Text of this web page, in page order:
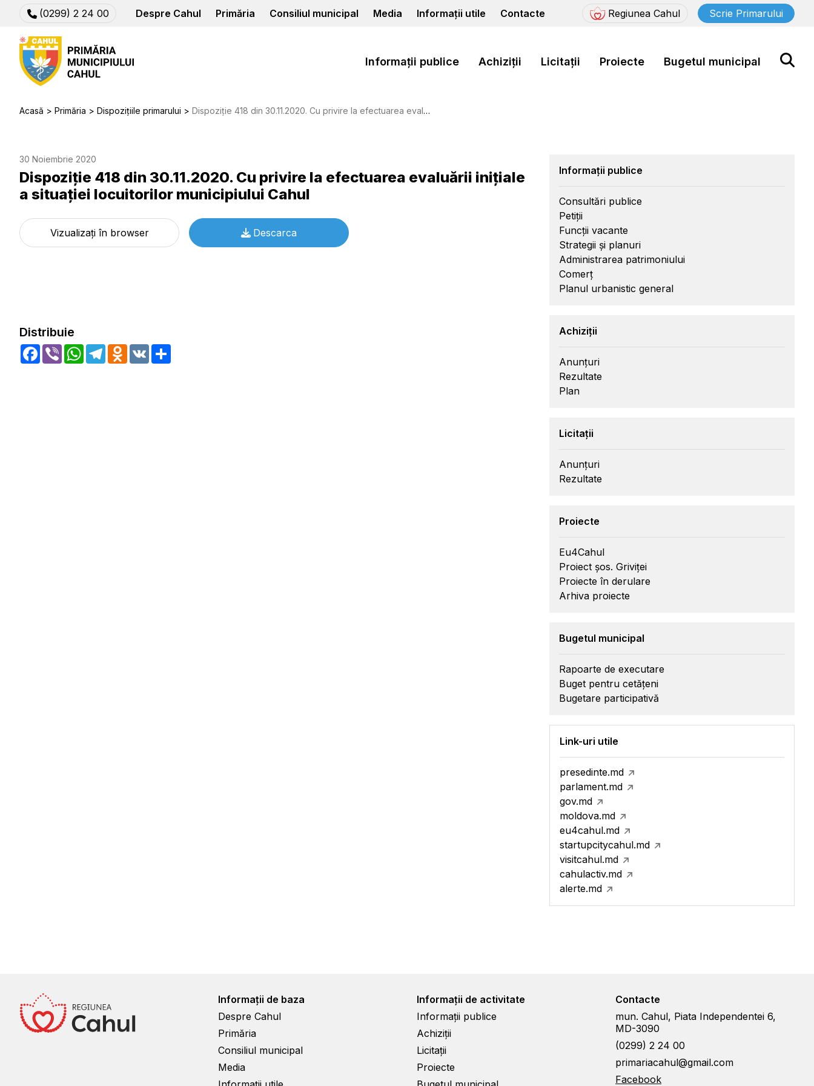
(0299) 2 24 00 Despre Cahul Primăria Consiliul municipal Media Informații utile Contacte Regiunea Cahul Scrie Primarului
Informații publice Achiziții Licitații Proiecte Bugetul municipal
Acasă Primăria Dispozițiile primarului Dispoziție 418 din 30.11.2020. Cu privire la efectuarea evaluării iniţiale a situaţiei locuitorilor municipiului Cahul
30 Noiembrie 2020
Dispoziție 418 din 30.11.2020. Cu privire la efectuarea evaluării iniţiale
a situaţiei locuitorilor municipiului Cahul
Vizualizați în browser Descarca
Distribuie
Facebook
Viber WhatsApp
TelegramOdnoklassniki
VK
Informații publice
Consultări publice
Petiții
Funcții vacante
Strategii și planuri
Administrarea patrimoniului
Comerț
Planul urbanistic general
Achiziții
Anunțuri
Rezultate
Plan
Licitații
Anunțuri
Rezultate
Proiecte
Eu4Cahul
Proiect șos. Griviței
Proiecte în derulare
Arhiva proiecte
Bugetul municipal
Rapoarte de executare
Buget pentru cetățeni
Bugetare participativă
Link-uri utile
presedinte.md
parlament.md
gov.md
moldova.md
eu4cahul.md
startupcitycahul.md
visitcahul.md
cahulactiv.md
alerte.md
Informații de baza
Despre Cahul
Primăria
Consiliul municipal
Media
Informații de activitate
Informații publice
Achiziții
Licitații
Proiecte
Contacte
mun. Cahul, Piata Independentei 6,
MD-3090
(0299) 2 24 00
primariacahul@gmail.com
Facebook